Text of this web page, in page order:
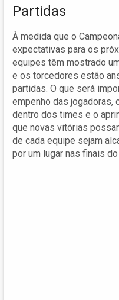
Partidas
À medida que o
expectativas para os
equipes têm mostrado
e os torcedores estão
partidas. O que será
empenho das
dentro dos times e o
que novas vitórias
de cada equipe sejam
por um lugar nas finais